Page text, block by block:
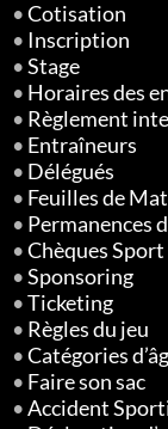
•Cotisation
• Inscription
•Stage
• Horaires des
• Règlement
• Entraîneurs
• Délégués
• Feuilles de
• Permanences
•Chèques Sport
•Sponsoring
•Ticketing
• Règles du jeu
•Catégories
• Faire son sac
•Accident